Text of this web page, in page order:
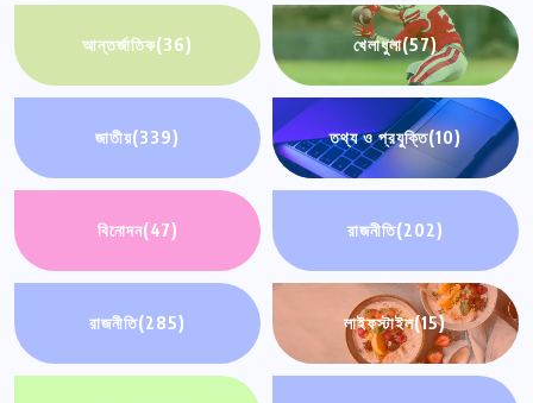
আন্তর্জাতিক(36) খেলাধুলা(57)
জাতীয়(339) তথ্য ও প্রযুক্তি(10)
বিনোদন(47) রাজনীতি(202)
রাজনীতি(285) লাইফস্টাইল(15)